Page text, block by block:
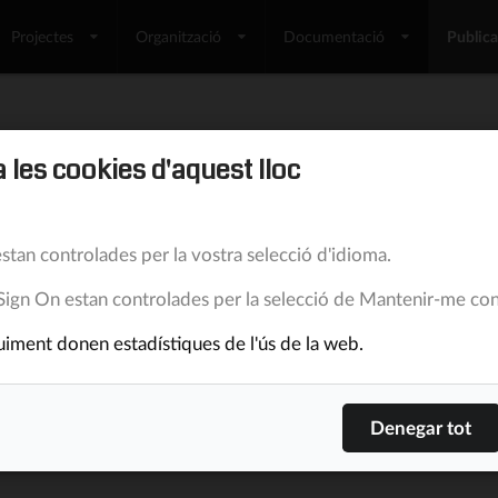
Projectes Organització Documentació
documents, follow-up
jerks
28/6/11 Lluis Turró Cutiller 9.507
1.3 will come with some improvements in
plan, described in contract models,
shows the full set of relations a document has and
les cookies d'aquest lloc
controlades per la vostra selecció d'idioma.
On estan controlades per la selecció de Mantenir-me
donen estadístiques de l'ús de la web.